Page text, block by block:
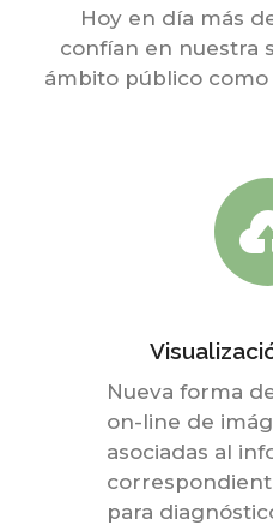
Hoy en día más
confían en nuestra
ámbito público
Nueva forma
on-line de
asociadas al
para